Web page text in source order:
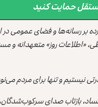
حمایت کنید
بر رسانه‌ها و فضای عمومی در
«اطلاعات روز» متعهدانه و
نیستیم و تنها برای مردم
بازتاب صدای